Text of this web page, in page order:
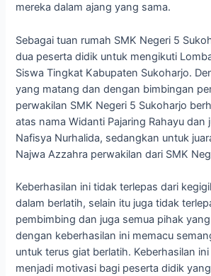
mereka dalam ajang yang sama.
Sebagai tuan rumah SMK Negeri 5
dua peserta didik untuk mengikuti
Siswa Tingkat Kabupaten Sukoharjo.
yang matang dan dengan bimbingan
perwakilan SMK Negeri 5 Sukoharjo
atas nama Widanti Pajaring Rahayu dan
Nafisya Nurhalida, sedangkan untuk
Najwa Azzahra perwakilan dari SMK
Keberhasilan ini tidak terlepas dari
dalam berlatih, selain itu juga tidak
pembimbing dan juga semua pihak
dengan keberhasilan ini memacu
untuk terus giat berlatih. Keberhasilan
menjadi motivasi bagi peserta didik